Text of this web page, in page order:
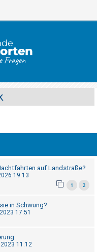
auf Landstraße?
19:13
1 2
in Schwung?
17:51
11:12